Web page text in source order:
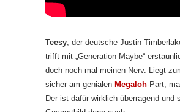
Teesy , der deutsche Justin
trifft mit „Generation Maybe“
doch noch mal meinen Nerv. Liegt
sicher am genialen Megaloh-Part,
Der ist dafür wirklich überragend und